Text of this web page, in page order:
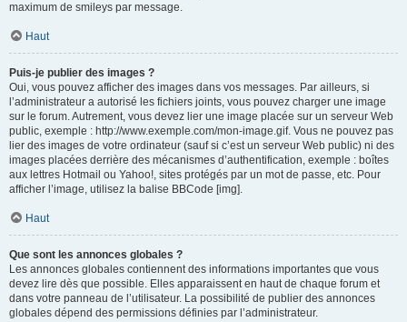
maximum de smileys par message.
Haut
Puis-je publier des images ?
Oui, vous pouvez afficher des images dans vos messages. Par ailleurs, si
l’administrateur a autorisé les fichiers joints, vous pouvez charger une image
sur le forum. Autrement, vous devez lier une image placée sur un serveur Web
public, exemple : http://www.exemple.com/mon-image.gif. Vous ne pouvez pas
lier des images de votre ordinateur (sauf si c’est un serveur Web public) ni des
images placées derrière des mécanismes d’authentification, exemple : boîtes
aux lettres Hotmail ou Yahoo!, sites protégés par un mot de passe, etc. Pour
afficher l’image, utilisez la balise BBCode [img].
Haut
Que sont les annonces globales ?
Les annonces globales contiennent des informations importantes que vous
devez lire dès que possible. Elles apparaissent en haut de chaque forum et
dans votre panneau de l’utilisateur. La possibilité de publier des annonces
globales dépend des permissions définies par l’administrateur.